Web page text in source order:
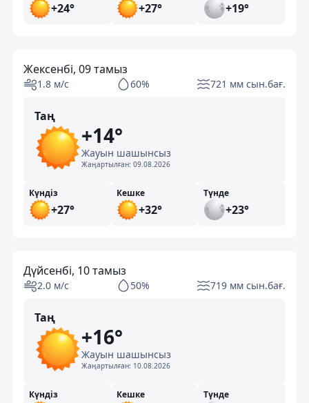
+24° +27° +19°
Жексенбі, 09 тамыз
1.8 м/с 60% 721 мм сын.бағ.
Таң
+14°
Жауын шашынсыз
Жаңартылған: 09.08.2026
Күндіз
+27°
Кешке
+32°
Түнде
+23°
Дүйсенбі, 10 тамыз
2.0 м/с 50% 719 мм сын.бағ.
Таң
+16°
Жауын шашынсыз
Жаңартылған: 10.08.2026
Күндіз Кешке Түнде